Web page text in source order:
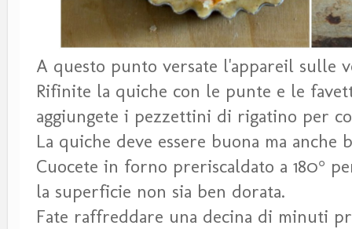
A questo punto versate l'appareil sulle
Rifinite la quiche con le punte e le
aggiungete i pezzettini di rigatino per
La quiche deve essere buona ma anche
Cuocete in forno preriscaldato a 180°
la superficie non sia ben dorata.
Fate raffreddare una decina di minuti